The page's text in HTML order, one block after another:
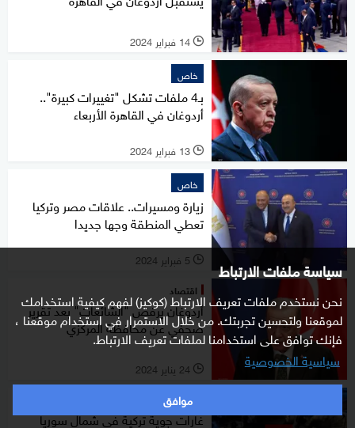
سياسة ملفات الارتباط
نحن نستخدم ملفات تعريف الارتباط (كوكيز) لفهم كيفية استخدامك
لموقعنا ولتحسين تجربتك. من خلال الاستمرار في استخدام موقعنا ،
فإنك توافق على استخدامنا لملفات تعريف الارتباط.
سياسية الخصوصية
موافق
l 14 فبراير 2024
خاص
بـ4 ملفات تشكل "تغييرات كبيرة"..
أردوغان في القاهرة الأربعاء
l 13 فبراير 2024
خاص
زيارة ومسيرات.. علاقات مصر وتركيا
تعطي المنطقة وجها جديدا
l 5 فبراير 2024
اقتصاد
أردوغان يرفض "الشائعات" بعد تقرير
صحفي عن محافظة المركزي
l 24 يناير 2024
شرق أوسط
غارات جوية تركية في شمال سوريا